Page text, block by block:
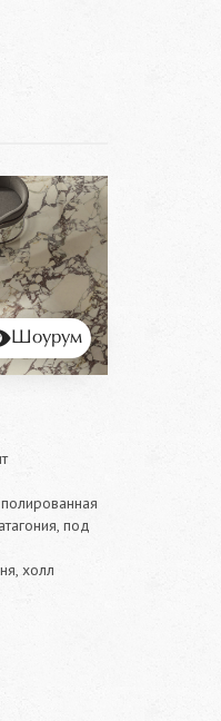
Шоурум
под
холл